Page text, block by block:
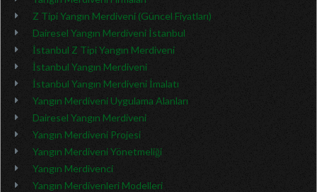
Z Tipi Yangın Merdiveni (Güncel Fiyatları)
Dairesel Yangın Merdiveni İstanbul
İstanbul Z Tipi Yangın Merdiveni
İstanbul Yangın Merdiveni
İstanbul Yangın Merdiveni İmalatı
Yangın Merdiveni Uygulama Alanları
Dairesel Yangın Merdiveni
Yangın Merdiveni Projesi
Yangın Merdiveni Yönetmeliği
Yangın Merdivenci
Yangın Merdivenleri Modelleri